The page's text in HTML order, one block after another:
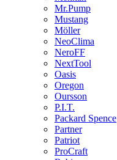
Mr.Pump
Mustang
Möller
NeoClima
NeroFF
NextTool
Oasis
Oregon
Oursson
P.I.T.
Packard Spence
Partner
Patriot
ProCraft